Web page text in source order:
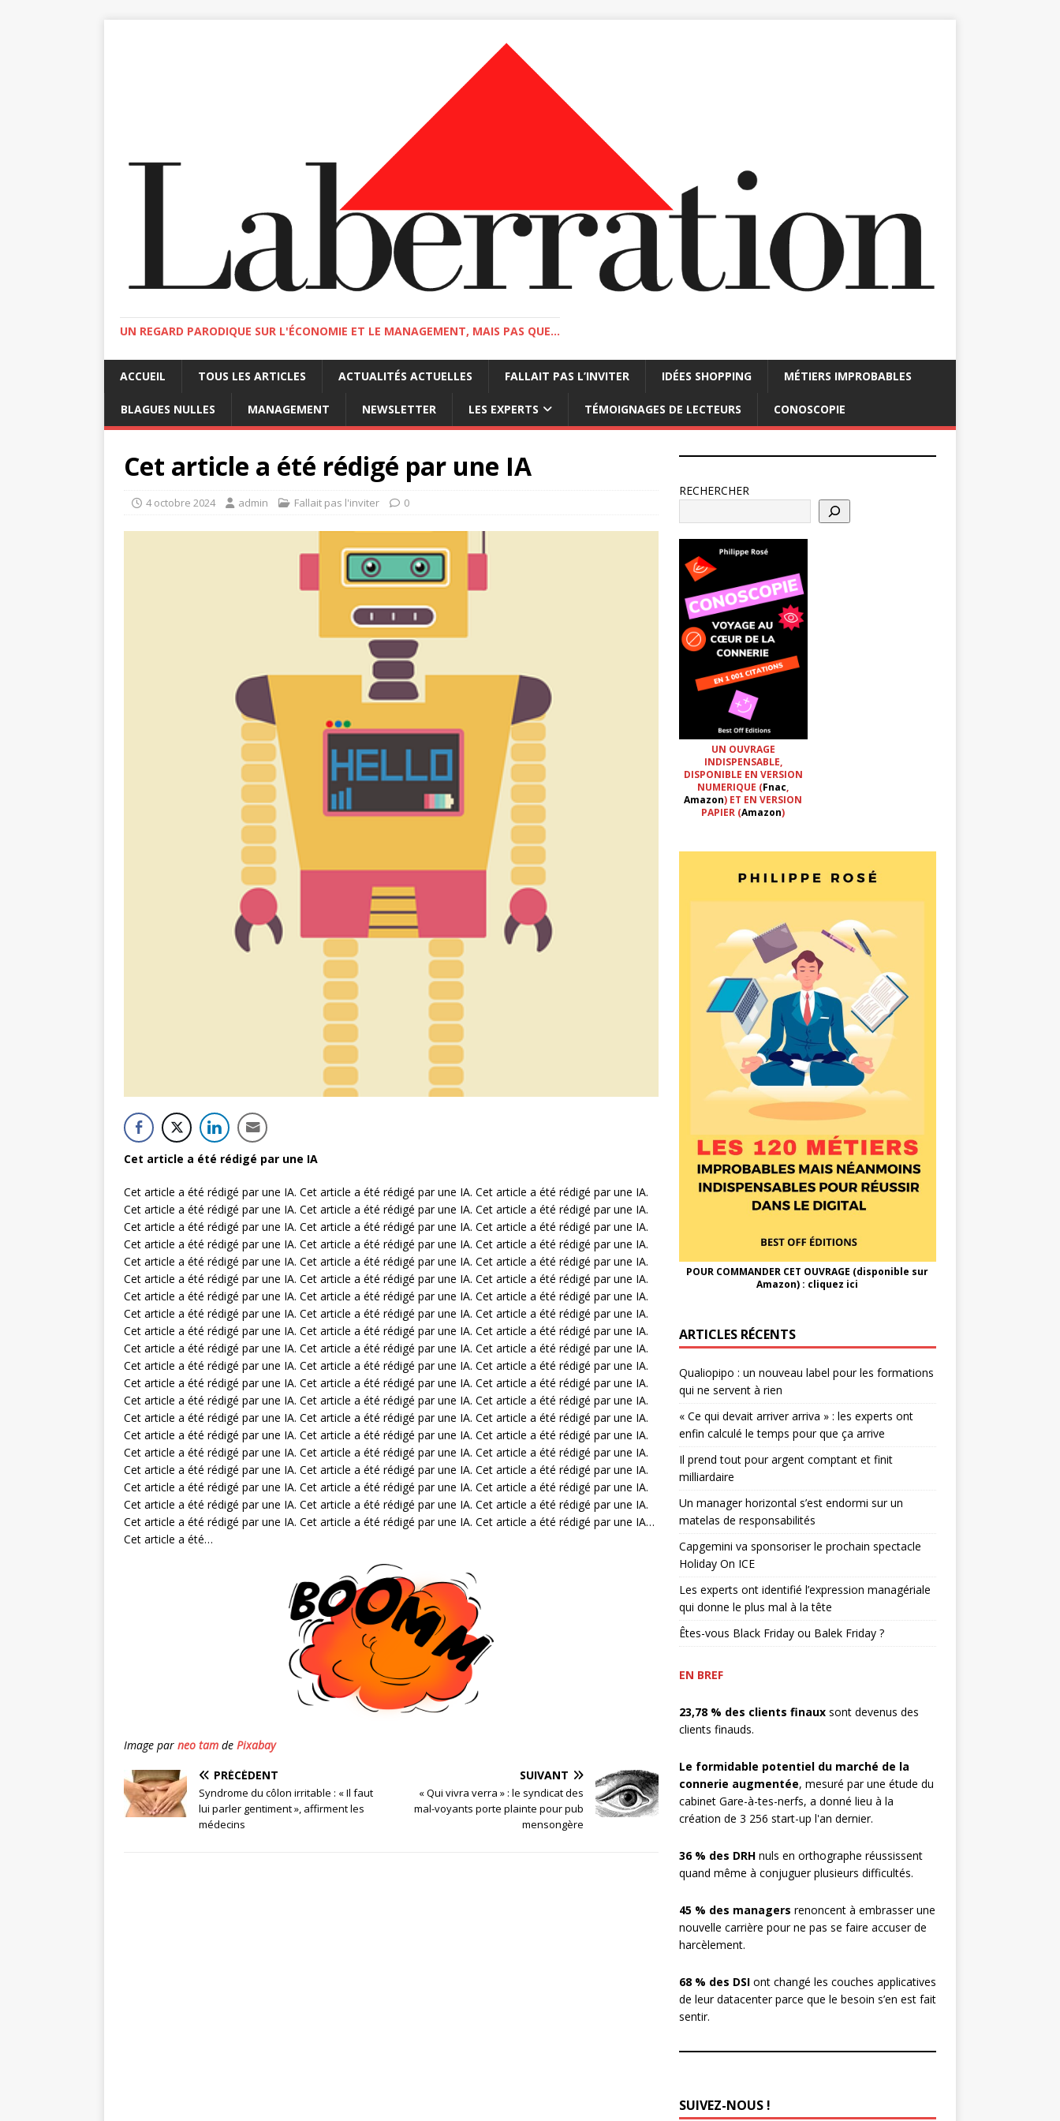
UN REGARD PARODIQUE SUR L'ÉCONOMIE ET LE MANAGEMENT, MAIS PAS QUE...
ACCUEIL TOUS LES ARTICLES ACTUALITÉS ACTUELLES FALLAIT PAS L’INVITER IDÉES SHOPPING MÉTIERS IMPROBABLES
BLAGUES NULLES MANAGEMENT NEWSLETTER LES EXPERTS TÉMOIGNAGES DE LECTEURS CONOSCOPIE
Cet article a été rédigé par une IA
4 octobre 2024 admin Fallait pas l'inviter 0
Cet article a été rédigé par une IA
Cet article a été rédigé par une IA. Cet article a été rédigé par une IA. Cet article a été rédigé par une IA.
Cet article a été rédigé par une IA. Cet article a été rédigé par une IA. Cet article a été rédigé par une IA.
Cet article a été rédigé par une IA. Cet article a été rédigé par une IA. Cet article a été rédigé par une IA.
Cet article a été rédigé par une IA. Cet article a été rédigé par une IA. Cet article a été rédigé par une IA.
Cet article a été rédigé par une IA. Cet article a été rédigé par une IA. Cet article a été rédigé par une IA.
Cet article a été rédigé par une IA. Cet article a été rédigé par une IA. Cet article a été rédigé par une IA.
Cet article a été rédigé par une IA. Cet article a été rédigé par une IA. Cet article a été rédigé par une IA.
Cet article a été rédigé par une IA. Cet article a été rédigé par une IA. Cet article a été rédigé par une IA.
Cet article a été rédigé par une IA. Cet article a été rédigé par une IA. Cet article a été rédigé par une IA.
Cet article a été rédigé par une IA. Cet article a été rédigé par une IA. Cet article a été rédigé par une IA.
Cet article a été rédigé par une IA. Cet article a été rédigé par une IA. Cet article a été rédigé par une IA.
Cet article a été rédigé par une IA. Cet article a été rédigé par une IA. Cet article a été rédigé par une IA.
Cet article a été rédigé par une IA. Cet article a été rédigé par une IA. Cet article a été rédigé par une IA.
Cet article a été rédigé par une IA. Cet article a été rédigé par une IA. Cet article a été rédigé par une IA.
Cet article a été rédigé par une IA. Cet article a été rédigé par une IA. Cet article a été rédigé par une IA.
Cet article a été rédigé par une IA. Cet article a été rédigé par une IA. Cet article a été rédigé par une IA.
Cet article a été rédigé par une IA. Cet article a été rédigé par une IA. Cet article a été rédigé par une IA.
Cet article a été rédigé par une IA. Cet article a été rédigé par une IA. Cet article a été rédigé par une IA.
Cet article a été rédigé par une IA. Cet article a été rédigé par une IA. Cet article a été rédigé par une IA.
Cet article a été rédigé par une IA. Cet article a été rédigé par une IA. Cet article a été rédigé par une IA…
Cet article a été…
Image par neo tam de Pixabay
PRÉCÉDENT
Syndrome du côlon irritable : « Il faut
lui parler gentiment », affirment les
médecins
SUIVANT
« Qui vivra verra » : le syndicat des
mal-voyants porte plainte pour pub
mensongère
RECHERCHER
UN OUVRAGE
INDISPENSABLE,
DISPONIBLE EN VERSION
NUMERIQUE (Fnac,
Amazon) ET EN VERSION
PAPIER (Amazon)
POUR COMMANDER CET OUVRAGE (disponible sur
Amazon) : cliquez ici
ARTICLES RÉCENTS
Qualiopipo : un nouveau label pour les formations
qui ne servent à rien
« Ce qui devait arriver arriva » : les experts ont
enfin calculé le temps pour que ça arrive
Il prend tout pour argent comptant et finit
milliardaire
Un manager horizontal s’est endormi sur un
matelas de responsabilités
Capgemini va sponsoriser le prochain spectacle
Holiday On ICE
Les experts ont identifié l’expression managériale
qui donne le plus mal à la tête
Êtes-vous Black Friday ou Balek Friday ?
EN BREF
23,78 % des clients finaux sont devenus des
clients finauds.
Le formidable potentiel du marché de la
connerie augmentée, mesuré par une étude du
cabinet Gare-à-tes-nerfs, a donné lieu à la
création de 3 256 start-up l'an dernier.
36 % des DRH nuls en orthographe réussissent
quand même à conjuguer plusieurs difficultés.
45 % des managers renoncent à embrasser une
nouvelle carrière pour ne pas se faire accuser de
harcèlement.
68 % des DSI ont changé les couches applicatives
de leur datacenter parce que le besoin s’en est fait
sentir.
SUIVEZ-NOUS !